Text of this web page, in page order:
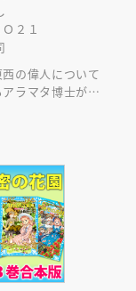
２１
の偉人について
ラマタ博士が、
す！